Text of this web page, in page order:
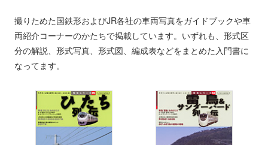
撮りためた国鉄形およびJR各社の車両写真をガイドブックや車
両紹介コーナーのかたちで掲載しています。いずれも、形式区
分の解説、形式写真、形式図、編成表などをまとめた入門書に
なってます。